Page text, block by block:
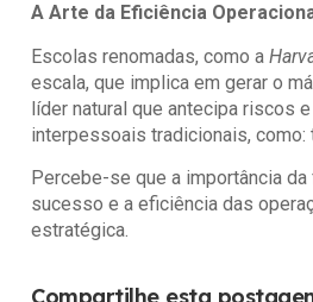
A Arte da Eficiência
Escolas renomadas, como a
escala, que implica em gerar o
líder natural que antecipa riscos
interpessoais tradicionais,
Percebe-se que a importância
sucesso e a eficiência das
estratégica.
Compartilhe esta